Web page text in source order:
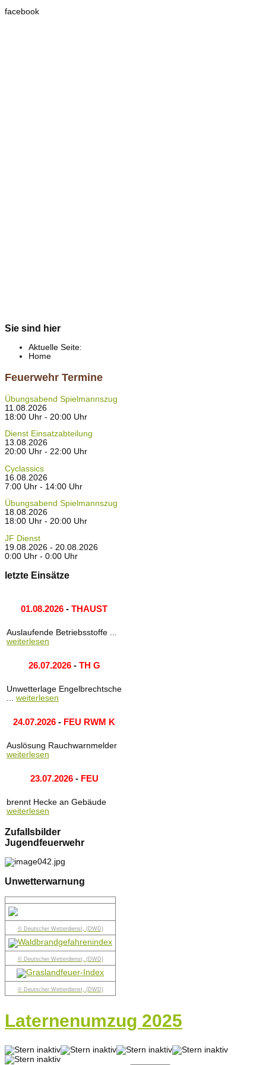
facebook
Sie sind hier
Aktuelle Seite:
Home
Feuerwehr Termine
Übungsabend Spielmannszug
11.08.2026
18:00 Uhr - 20:00 Uhr
Dienst Einsatzabteilung
13.08.2026
20:00 Uhr - 22:00 Uhr
Cyclassics
16.08.2026
7:00 Uhr - 14:00 Uhr
Übungsabend Spielmannszug
18.08.2026
18:00 Uhr - 20:00 Uhr
JF Dienst
19.08.2026 - 20.08.2026
0:00 Uhr - 0:00 Uhr
letzte Einsätze
01.08.2026 - THAUST
Auslaufende Betriebsstoffe ...
weiterlesen
26.07.2026- TH G
Unwetterlage Engelbrechtsche
... weiterlesen
24.07.2026 - FEU RWM K
Auslösung Rauchwarnmelder
weiterlesen
23.07.2026- FEU
brennt Hecke an Gebäude
weiterlesen
Zufallsbilder
Jugendfeuerwehr
Unwetterwarnung
© Deutscher Wetterdienst, (DWD)
© Deutscher Wetterdienst, (DWD)
© Deutscher Wetterdienst, (DWD)
Laternenumzug 2025